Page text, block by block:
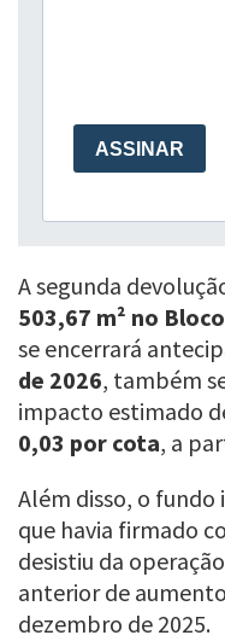
A segunda
503,67 m² no
se encerrará
de 2026, também
impacto estimado
0,03 por cota, a
Além disso, o
que havia firmado
desistiu da
anterior de
dezembro de 2025.